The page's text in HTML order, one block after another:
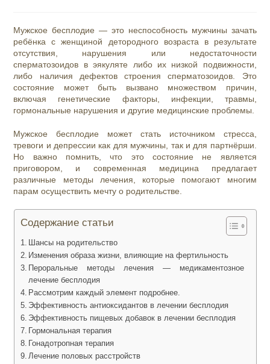
Мужское бесплодие — это неспособность мужчины зачать
ребёнка с женщиной детородного возраста в результате
отсутствия, нарушения или недостаточности
сперматозоидов в эякуляте либо их низкой подвижности,
либо наличия дефектов строения сперматозоидов. Это
состояние может быть вызвано множеством причин,
включая генетические факторы, инфекции, травмы,
гормональные нарушения и другие медицинские проблемы.
Мужское бесплодие может стать источником стресса,
тревоги и депрессии как для мужчины, так и для партнёрши.
Но важно помнить, что это состояние не является
приговором, и современная медицина предлагает
различные методы лечения, которые помогают многим
парам осуществить мечту о родительстве.
Содержание статьи
Шансы на родительство
Изменения образа жизни, влияющие на фертильность
Пероральные методы лечения — медикаментозное
лечение бесплодия
Рассмотрим каждый элемент подробнее.
Эффективность антиоксидантов в лечении бесплодия
Эффективность пищевых добавок в лечении бесплодия
Гормональная терапия
Гонадотропная терапия
Лечение половых расстройств